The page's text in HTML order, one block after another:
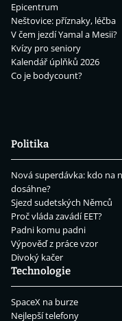
Epicentrum
Neštovice: příznaky, léčba
V čem jezdí Yamal a Mesii?
Kvízy pro seniory
Kalendář úplňků 2026
Co je bodycount?
Politika
Nová superdávka: kdo na
dosáhne?
Sjezd sudetských Němců
Proč vláda zavádí EET?
Padni komu padni
Výpověď z práce vzor
Divoký kačer
Technologie
SpaceX na burze
Nejlepší telefony